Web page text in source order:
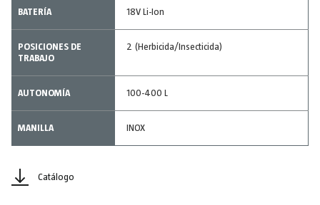
BATERÍA 18V Li-Ion
POSICIONES DE
TRABAJO
2 (Herbicida/Insecticida)
AUTONOMÍA 100-400 L
MANILLA INOX
Catálogo